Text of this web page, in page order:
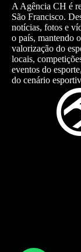
A Agência CH é
São Francisco.
notícias, fotos e
o país, mantendo
valorização do
locais,
eventos do
do cenário